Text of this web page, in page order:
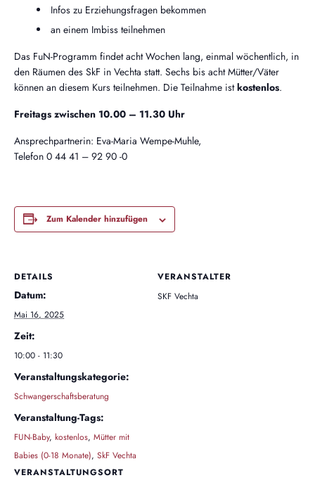
Infos zu Erziehungsfragen bekommen
an einem Imbiss teilnehmen
Das FuN-Programm findet acht Wochen lang, einmal wöchentlich, in
den Räumen des SkF in Vechta statt. Sechs bis acht Mütter/Väter
können an diesem Kurs teilnehmen. Die Teilnahme istkostenlos.
Freitags zwischen 10.00 – 11.30 Uhr
Ansprechpartnerin: Eva-Maria Wempe-Muhle,
Telefon 0 44 41 – 92 90 -0
Zum Kalender hinzufügen
DETAILS
Datum:
Mai 16, 2025
Zeit:
10:00 - 11:30
Veranstaltungskategorie:
Schwangerschaftsberatung
Veranstaltung-Tags:
FUN-Baby, kostenlos, Mütter mit
Babies (0-18 Monate), SkF Vechta
VERANSTALTUNGSORT
VERANSTALTER
SKF Vechta